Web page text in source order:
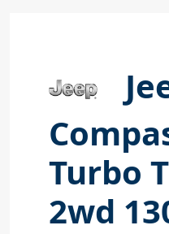
Turbo
2wd